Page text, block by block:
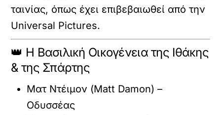
ταινίας, όπως έχει επιβεβαιωθεί από την
Universal Pictures.
👑 Η Βασιλική Οικογένεια της Ιθάκης
& της Σπάρτης
Ματ Ντέιμον (Matt Damon) –
Οδυσσέας